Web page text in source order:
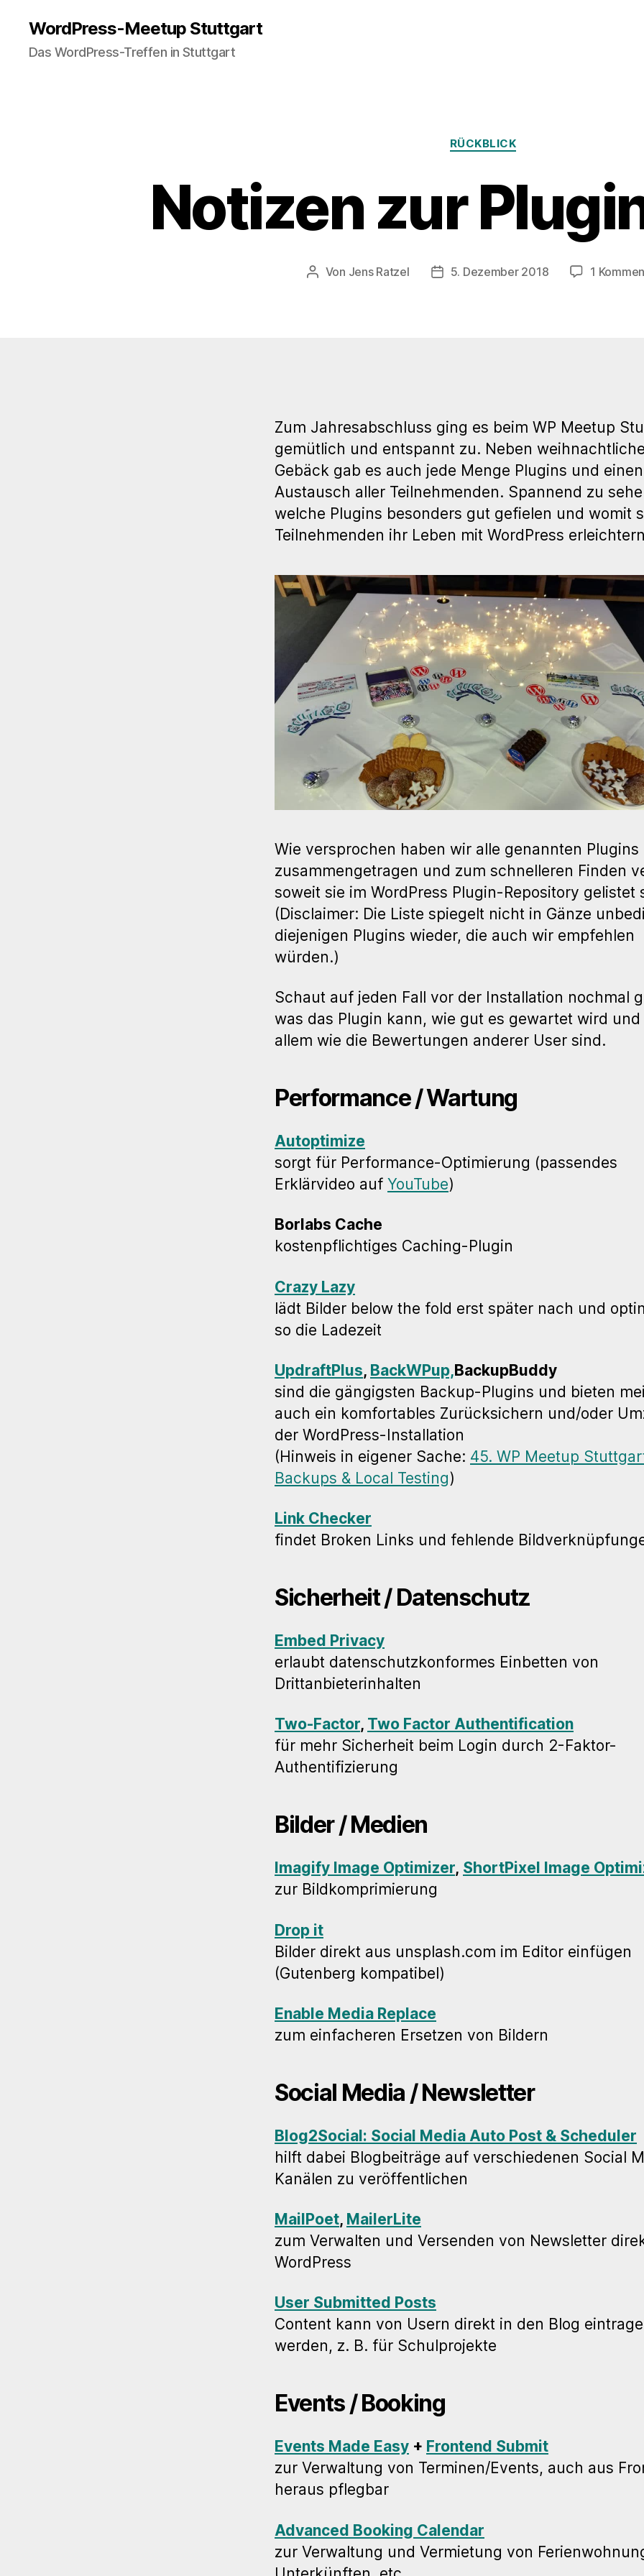
WordPress-Meetup Stuttgart
Das WordPress-Treffen in Stuttgart
Kategorien
RÜCKBLICK
Notizen zur
Beitragsautor
Von Jens Ratzel Veröffentlichungsdatum
5. Dezember 2018 1
Zum Jahresabschluss ging es beim WP Meetup
gemütlich und entspannt zu. Neben
Gebäck gab es auch jede Menge Plugins und
Austausch aller Teilnehmenden. Spannend zu
welche Plugins besonders gut gefielen und womit
Teilnehmenden ihr Leben mit WordPress
Wie versprochen haben wir alle genannten Plugins
zusammengetragen und zum schnelleren Finden
soweit sie im WordPress Plugin-Repository gelistet
(Disclaimer: Die Liste spiegelt nicht in Gänze
diejenigen Plugins wieder, die auch wir empfehlen
würden.)
Schaut auf jeden Fall vor der Installation nochmal
was das Plugin kann, wie gut es gewartet wird
allem wie die Bewertungen anderer User sind.
Performance / Wartung
Autoptimize
sorgt für Performance-Optimierung (passendes
Erklärvideo auf YouTube)
Borlabs Cache
kostenpflichtiges Caching-Plugin
Crazy Lazy
lädt Bilder below the fold erst später nach und
so die Ladezeit
UpdraftPlus, BackWPup,BackupBuddy
sind die gängigsten Backup-Plugins und bieten
auch ein komfortables Zurücksichern und/oder
der WordPress-Installation
(Hinweis in eigener Sache: 45. WP Meetup
Backups & Local Testing)
Link Checker
findet Broken Links und fehlende
Sicherheit / Datenschutz
Embed Privacy
erlaubt datenschutzkonformes Einbetten von
Drittanbieterinhalten
Two-Factor, Two Factor Authentification
für mehr Sicherheit beim Login durch 2-Faktor-
Authentifizierung
Bilder / Medien
Imagify Image Optimizer, ShortPixel Image
zur Bildkomprimierung
Drop it
Bilder direkt aus unsplash.com im Editor einfügen
(Gutenberg kompatibel)
Enable Media Replace
zum einfacheren Ersetzen von Bildern
Social Media / Newsletter
Blog2Social: Social Media Auto Post & Scheduler
hilft dabei Blogbeiträge auf verschiedenen Social
Kanälen zu veröffentlichen
MailPoet, MailerLite
zum Verwalten und Versenden von Newsletter
WordPress
User Submitted Posts
Content kann von Usern direkt in den Blog
werden, z. B. für Schulprojekte
Events / Booking
Events Made Easy + Frontend Submit
zur Verwaltung von Terminen/Events, auch aus
heraus pflegbar
Advanced Booking Calendar
zur Verwaltung und Vermietung von